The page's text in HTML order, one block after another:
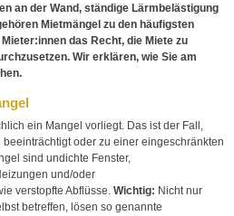
an der Wand, ständige Lärmbelästigung
Mietmängel zu den häufigsten
das Recht, die Miete zu
Wir erklären, wie Sie am
ein Mangel vorliegt. Das ist der Fall,
oder zu einer eingeschränkten
sind undichte Fenster,
und/oder
verstopfte Abflüsse. Wichtig: Nicht nur
betreffen, lösen so genannte